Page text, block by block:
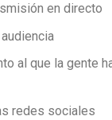
en directo
al que la gente
redes sociales